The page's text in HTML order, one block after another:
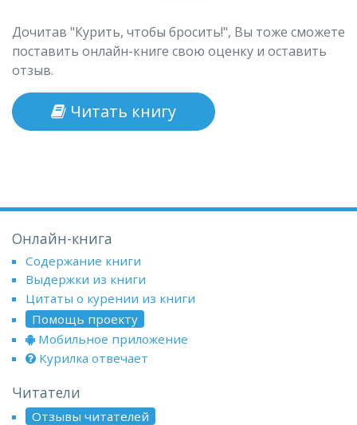
Дочитав "Курить, чтобы бросить!", Вы тоже сможете
поставить онлайн-книге свою оценку и оставить
отзыв.
Читать книгу
Онлайн-книга
Содержание книги
Выдержки из книги
Цитаты о курении из книги
Помощь проекту
Мобильное приложение
Курилка отвечает
Читатели
Отзывы читателей